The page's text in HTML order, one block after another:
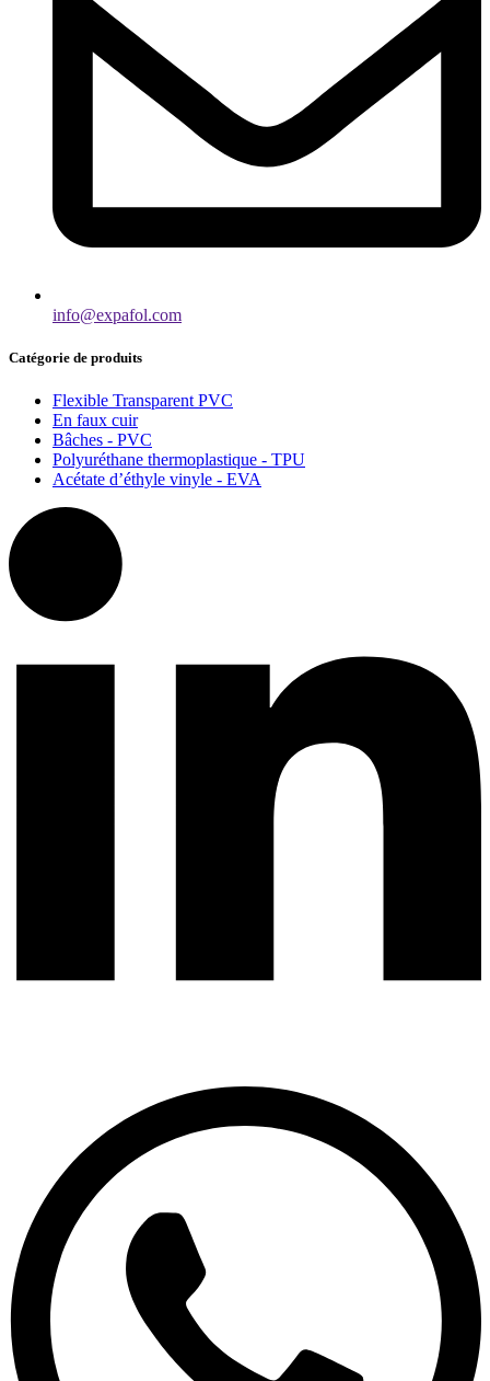
info@expafol.com
Catégorie de produits
Flexible Transparent PVC
En faux cuir
Bâches - PVC
Polyuréthane thermoplastique - TPU
Acétate d’éthyle vinyle - EVA